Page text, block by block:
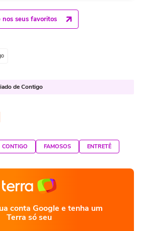
seus favoritos
de Contigo
CONTIGO FAMOSOS ENTRETÊ
conta Google e tenha um
Terra só seu